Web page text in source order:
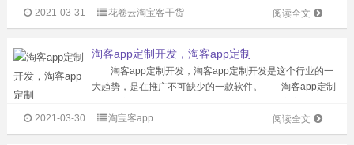
返利app比较方便，打开淘客返利app就像是逛淘宝一样，
这里涵盖多个平台，可以根据...
阅读全文
2021-03-31 花卷云淘宝客干货
淘客app定制开发，淘客app定制
淘客app定制开发，淘客app定制开发是这个行业的一
大趋势，是在推广不可缺少的一款软件。 淘客app定制
以直接获取最精准的用户，不需要再花费广告买曝光，用户
成交后才发放佣金。对于网购...
阅读全文
2021-03-30 淘宝客app